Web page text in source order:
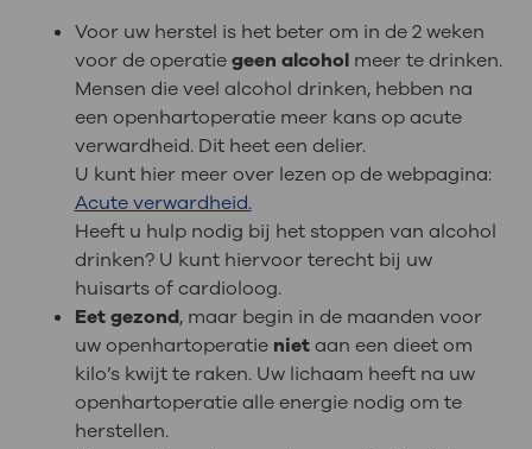
Voor uw herstel is het beter om in de 2 weken
voor de operatiegeen alcoholmeer te drinken.
Mensen die veel alcohol drinken, hebben na
een openhartoperatie meer kans op acute
verwardheid. Dit heet een delier.
U kunt hier meer over lezen op de webpagina:
Acute verwardheid.
Heeft u hulp nodig bij het stoppen van alcohol
drinken? U kunt hiervoor terecht bij uw
huisarts of cardioloog.
Eet gezond, maar begin in de maanden voor
uw openhartoperatie nietaan een dieet om
kilo’s kwijt te raken. Uw lichaam heeft na uw
openhartoperatie alle energie nodig om te
herstellen.